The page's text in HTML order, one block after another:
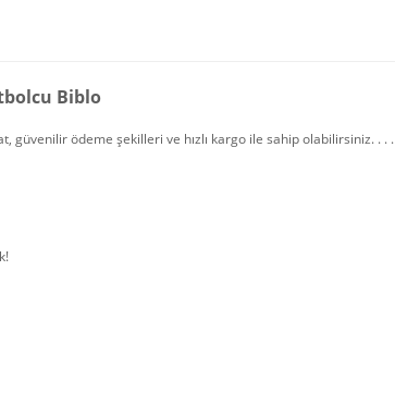
Biblo
güvenilir ödeme şekilleri ve hızlı kargo ile sahip olabilirsiniz. . . .